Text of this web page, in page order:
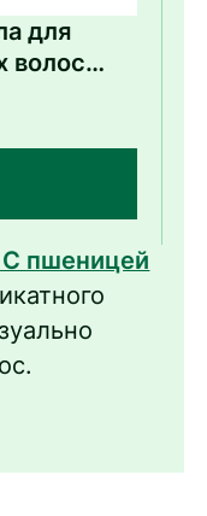
для
волос
пшеницей